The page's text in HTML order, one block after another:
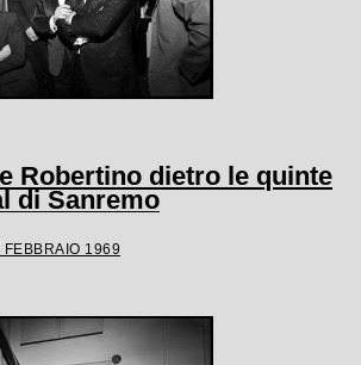
Robertino dietro le quinte
di Sanremo
1969